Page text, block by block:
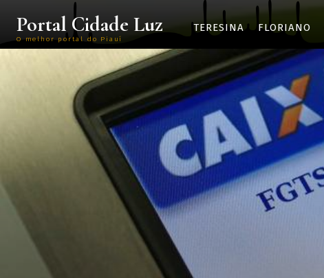
Portal Cidade Luz
O melhor portal do Piauí
TERESINA FLORIANO